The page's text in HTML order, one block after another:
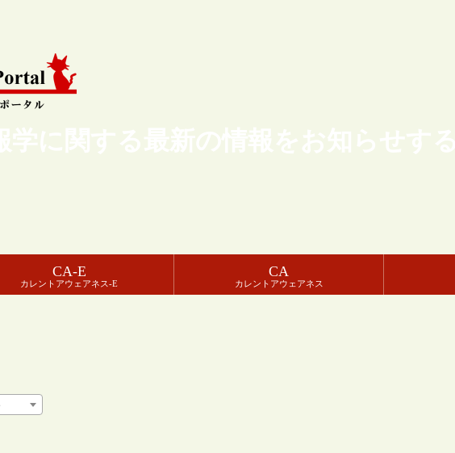
学に関する最新の情報をお知らせす
CA-E
カレントアウェアネス-E
CA
カレントアウェアネス